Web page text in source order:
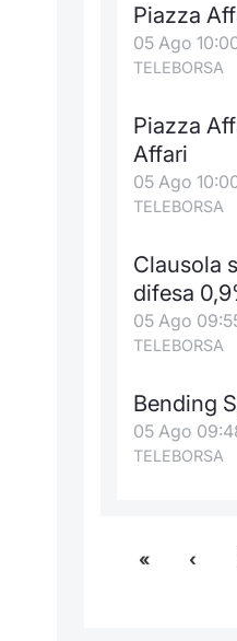
Piazza
05 Ago
TELEBORSA
Piazza
Affari
05 Ago
TELEBORSA
Clausola
difesa
05 Ago
TELEBORSA
Bending
05 Ago
TELEBORSA